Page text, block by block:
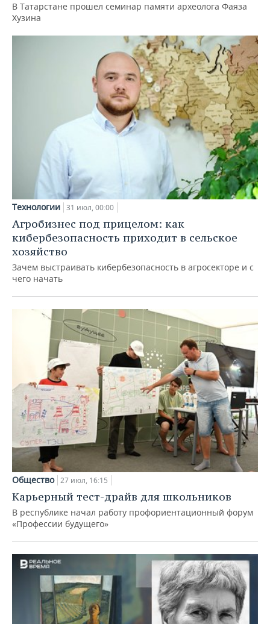
В Татарстане прошел семинар памяти археолога Фаяза
Хузина
Технологии 31 июл, 00:00
Агробизнес под прицелом: как
кибербезопасность приходит в сельское
хозяйство
Зачем выстраивать кибербезопасность в агросекторе и с
чего начать
Общество 27 июл, 16:15
Карьерный тест-драйв для школьников
В республике начал работу профориентационный форум
«Профессии будущего»